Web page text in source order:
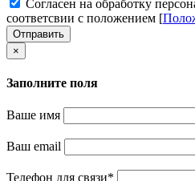
Cогласен на обработку
соответсвии с положением [
Отправить
×
Заполните поля
Ваше имя
Ваш email
Телефон для связи*